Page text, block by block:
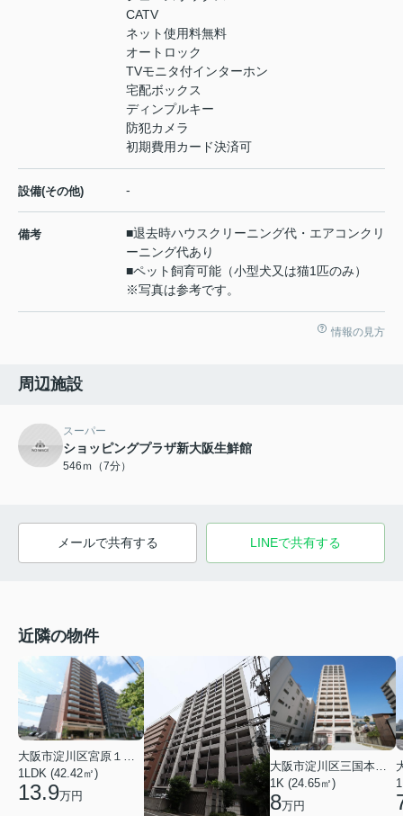
CATV
ネット使用料無料
オートロック
TVモニタ付インターホン
宅配ボックス
ディンプルキー
防犯カメラ
初期費用カード決済可
設備(その他) -
備考
■退去時ハウスクリーニング代・エアコンクリ
ーニング代あり
■ペット飼育可能（小型犬又は猫1匹のみ）
※写真は参考です。
情報の見方
周辺施設
スーパー
ショッピングプラザ新大阪生鮮館
546ｍ（7分）
メールで共有する LINEで共有する
近隣の物件
1LDK (42.42㎡)
13.9万円
大阪市淀川区三国本町２丁目
1K (24.65㎡)
8万円